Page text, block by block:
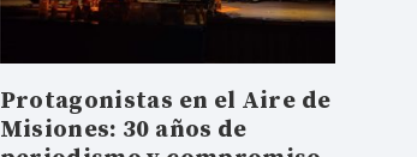
Protagonistas en el Aire de
Misiones: 30 años de